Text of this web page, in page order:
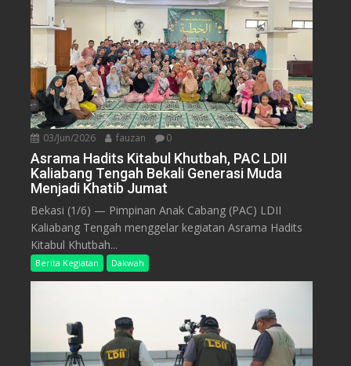
03/Jun/2026 fauzan 0
Asrama Hadits Kitabul Khutbah, PAC LDII
Kaliabang Tengah Bekali Generasi Muda
Menjadi Khatib Jumat
Bekasi (1/6) — Pimpinan Anak Cabang (PAC) LDII
Kaliabang Tengah menggelar kegiatan Asrama Hadits
Kitabul Khutbah...
Berita Kegiatan Dakwah